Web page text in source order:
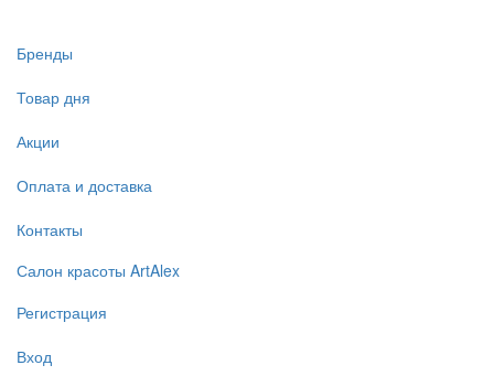
Бренды
Товар дня
Акции
Оплата и доставка
Контакты
Салон красоты ArtAlex
Регистрация
Вход